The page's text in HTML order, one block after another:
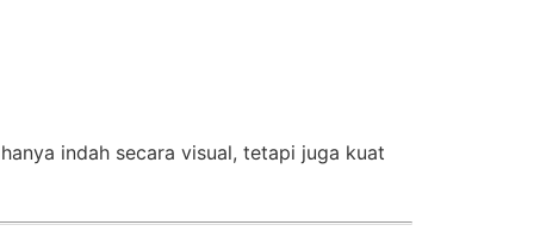
indah secara visual, tetapi juga kuat